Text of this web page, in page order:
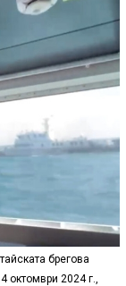
брегова
октомври 2024 г.,